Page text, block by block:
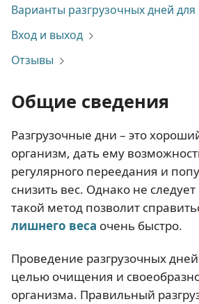
Варианты разгрузочных дней для
Вход и выход
Отзывы
Общие сведения
Разгрузочные дни – это
организм, дать ему
регулярного переедания и
снизить вес. Однако не следует
такой метод позволит
лишнего веса очень быстро.
Проведение разгрузочных
целью очищения и
организма. Правильный